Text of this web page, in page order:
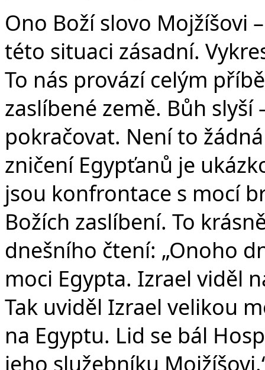
Ono Boží slovo Mojžíšovi
této situaci zásadní.
To nás provází celým
zaslíbené země. Bůh
pokračovat. Není to
zničení Egypťanů je
jsou konfrontace s mocí
Božích zaslíbení. To
dnešního čtení: „Onoho
moci Egypta. Izrael viděl
Tak uviděl Izrael velikou
na Egyptu. Lid se bál
jeho služebníku